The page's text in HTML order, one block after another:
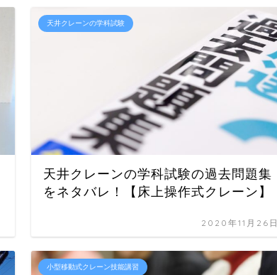
天井クレーンの学科試験
天井クレーンの学科試験の過去問題集
をネタバレ！【床上操作式クレーン】
2020年11月26日
小型移動式クレーン技能講習